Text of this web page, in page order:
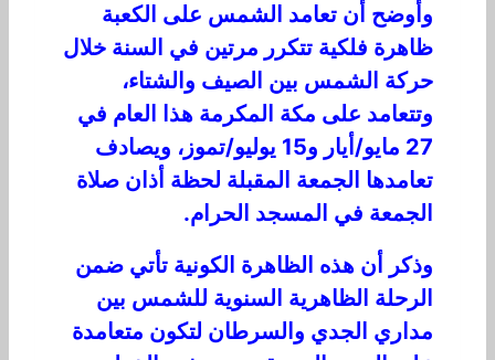
وأوضح أن تعامد الشمس على الكعبة
ظاهرة فلكية تتكرر مرتين في السنة خلال
حركة الشمس بين الصيف والشتاء،
وتتعامد على مكة المكرمة هذا العام في
27 مايو/أيار و15 يوليو/تموز، ويصادف
تعامدها الجمعة المقبلة لحظة أذان صلاة
الجمعة في المسجد الحرام.
وذكر أن هذه الظاهرة الكونية تأتي ضمن
الرحلة الظاهرية السنوية للشمس بين
مداري الجدي والسرطان لتكون متعامدة